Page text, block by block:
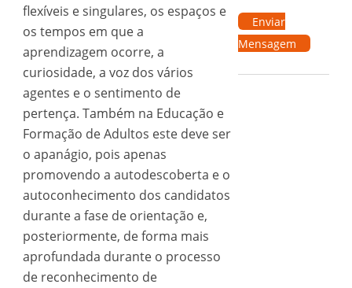
flexíveis e singulares, os espaços e
os tempos em que a
aprendizagem ocorre, a
curiosidade, a voz dos vários
agentes e o sentimento de
pertença. Também na Educação e
Formação de Adultos este deve ser
o apanágio, pois apenas
promovendo a autodescoberta e o
autoconhecimento dos candidatos
durante a fase de orientação e,
posteriormente, de forma mais
aprofundada durante o processo
de reconhecimento de
Enviar
Mensagem